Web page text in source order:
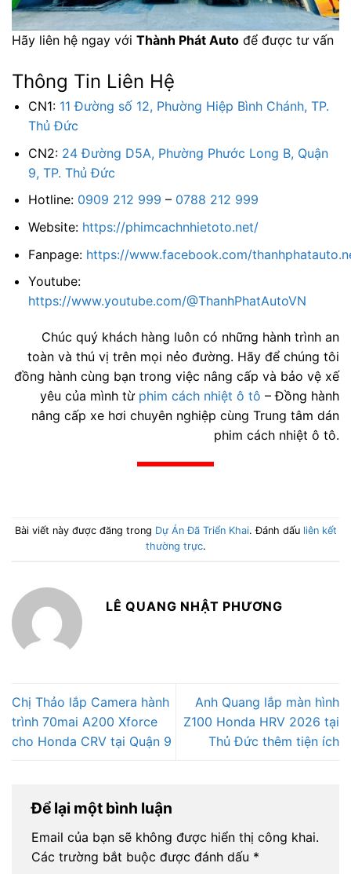
Hãy liên hệ ngay với Thành Phát Auto để được tư vấn
Thông Tin Liên Hệ
CN1: 11 Đường số 12, Phường Hiệp Bình Chánh, TP.
Thủ Đức
CN2: 24 Đường D5A, Phường Phước Long B, Quận
9, TP. Thủ Đức
Hotline: 0909 212 999 – 0788 212 999
Website: https://phimcachnhietoto.net/
Fanpage: https://www.facebook.com/
Youtube:
https://www.youtube.com/@ThanhPhatAutoVN
Chúc quý khách hàng luôn có những hành trình an
toàn và thú vị trên mọi nẻo đường. Hãy để chúng tôi
đồng hành cùng bạn trong việc nâng cấp và bảo vệ xế
yêu của mình từ phim cách nhiệt ô tô – Đồng hành
nâng cấp xe hơi chuyên nghiệp cùng Trung tâm dán
phim cách nhiệt ô tô.
Bài viết này được đăng trong Dự Án Đã Triển Khai. Đánh dấu liên kết
thường trực.
LÊ QUANG NHẬT PHƯƠNG
Chị Thảo lắp Camera hành
trình 70mai A200 Xforce
cho Honda CRV tại Quận 9
Anh Quang lắp màn hình
Z100 Honda HRV 2026 tại
Thủ Đức thêm tiện ích
Để lại một bình luận
Email của bạn sẽ không được hiển thị công khai.
Các trường bắt buộc được đánh dấu *